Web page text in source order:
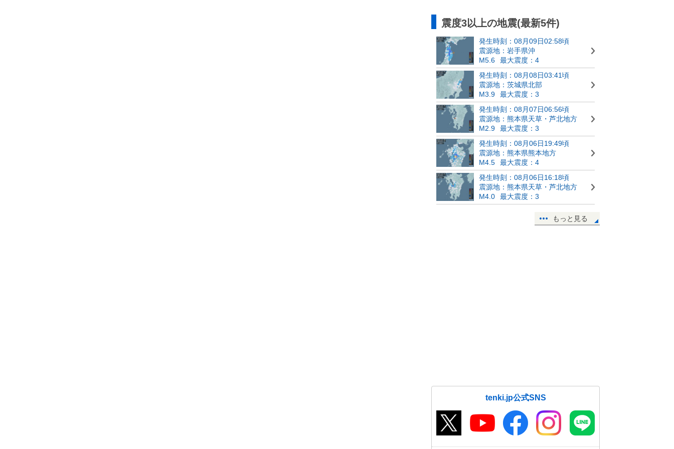
震度3以上の地震(最新5件)
発生時刻：08月09日02:58頃
震源地：岩手県沖
M5.6
最大震度：4
発生時刻：08月08日03:41頃
震源地：茨城県北部
M3.9
最大震度：3
発生時刻：08月07日06:56頃
震源地：熊本県天草・芦北地方
M2.9
最大震度：3
発生時刻：08月06日19:49頃
震源地：熊本県熊本地方
M4.5
最大震度：4
発生時刻：08月06日16:18頃
震源地：熊本県天草・芦北地方
M4.0
最大震度：3
もっと見る
tenki.jp公式SNS